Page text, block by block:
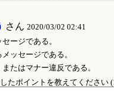
さん 2020/03/02 02:41
ージである。
ッセージである。
たはマナー違反である。
たポイントを教えてください